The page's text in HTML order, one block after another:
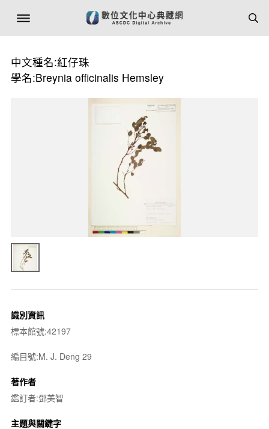
中文種名:紅仔珠
學名:Breynia officinalis Hemsley
識別資訊
標本館號:42197
編目號:M. J. Deng 29
著作者
鑑訂者:鄧美智
主題與關鍵字